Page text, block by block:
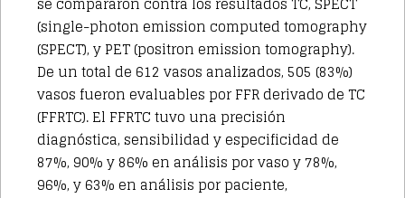
(single-photon emission computed tomography
(SPECT), y PET (positron emission tomography).
De un total de 612 vasos analizados, 505 (83%)
vasos fueron evaluables por FFR derivado de TC
(FFRTC). El FFRTC tuvo una precisión
diagnóstica, sensibilidad y especificidad de
87%, 90% y 86% en análisis por vaso y 78%,
96%, y 63% en análisis por paciente,